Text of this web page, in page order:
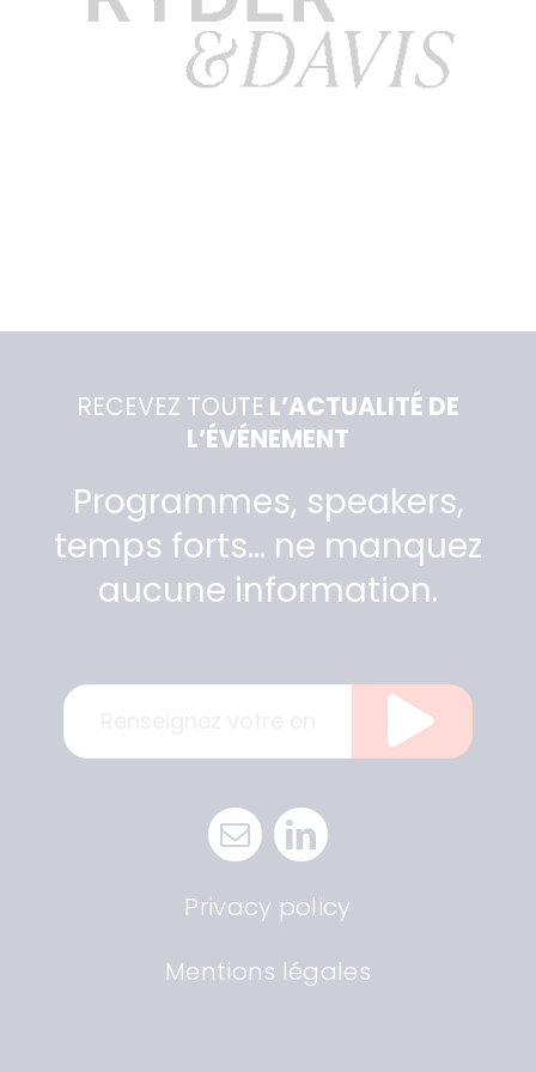
RECEVEZ TOUTE L’ACTUALITÉ DE
L’ÉVÉNEMENT
Programmes, speakers,
temps forts… ne manquez
aucune information.
Privacy policy
Mentions légales